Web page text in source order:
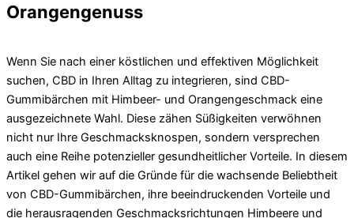
Orangengenuss
Wenn Sie nach einer köstlichen und effektiven Möglichkeit
suchen, CBD in Ihren Alltag zu integrieren, sind CBD-
Gummibärchen mit Himbeer- und Orangengeschmack eine
ausgezeichnete Wahl. Diese zähen Süßigkeiten verwöhnen
nicht nur Ihre Geschmacksknospen, sondern versprechen
auch eine Reihe potenzieller gesundheitlicher Vorteile. In diesem
Artikel gehen wir auf die Gründe für die wachsende Beliebtheit
von CBD-Gummibärchen, ihre beeindruckenden Vorteile und
die herausragenden Geschmacksrichtungen Himbeere und